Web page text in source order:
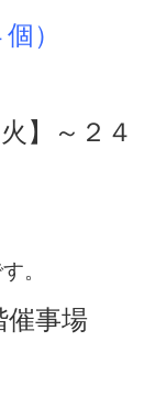
）
】～２４
。
事場